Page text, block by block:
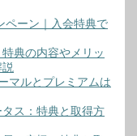
ペーン｜入会特典で
典の内容やメリッ
マルとプレミアムは
ス：特典と取得方